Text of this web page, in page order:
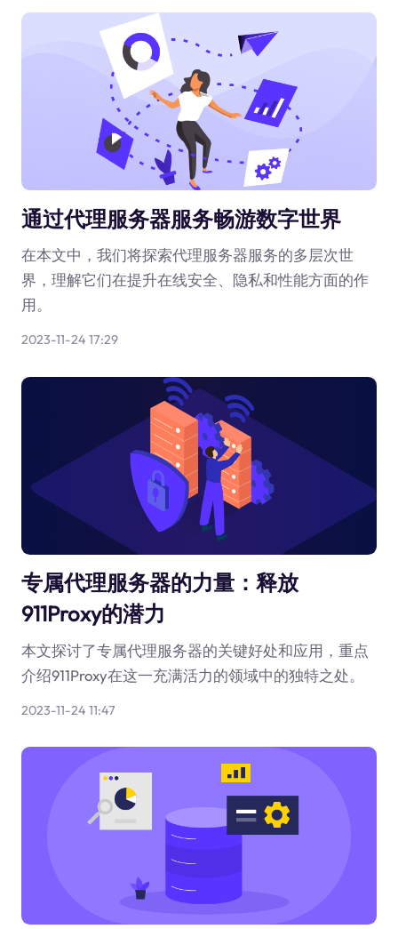
通过代理服务器服务畅游数字世界
在本文中，我们将探索代理服务器服务的多层次世
界，理解它们在提升在线安全、隐私和性能方面的作
用。
2023-11-24 17:29
专属代理服务器的力量：释放
911Proxy的潜力
本文探讨了专属代理服务器的关键好处和应用，重点
介绍911Proxy在这一充满活力的领域中的独特之处。
2023-11-24 11:47